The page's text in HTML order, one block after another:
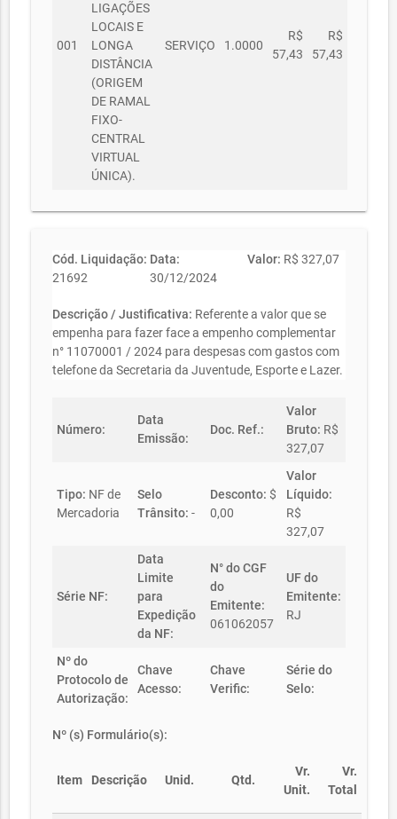
001
LIGAÇÕES
LOCAIS E
LONGA
DISTÂNCIA
(ORIGEM
DE RAMAL
FIXO-
CENTRAL
VIRTUAL
ÚNICA).
SERVIÇO 1.0000
R$
57,43
R$
57,43
Cód. Liquidação:
21692
Data:
30/12/2024
Valor: R$ 327,07
Descrição / Justificativa: Referente a valor que se
empenha para fazer face a empenho complementar
n° 11070001 / 2024 para despesas com gastos com
telefone da Secretaria da Juventude, Esporte e Lazer.
Número:
Data
Emissão:
Doc. Ref.:
Valor
Bruto: R$
327,07
Tipo: NF de
Mercadoria
Selo
Trânsito: -
Desconto: $
0,00
Valor
Líquido:
R$
327,07
Série NF:
Data
Limite
para
Expedição
da NF:
N° do CGF
do
Emitente:
061062057
UF do
Emitente:
RJ
Nº do
Protocolo de
Autorização:
Chave
Acesso:
Chave
Verific:
Série do
Selo:
Nº (s) Formulário(s):
Item Descrição Unid. Qtd.
Vr.
Unit.
Vr.
Total